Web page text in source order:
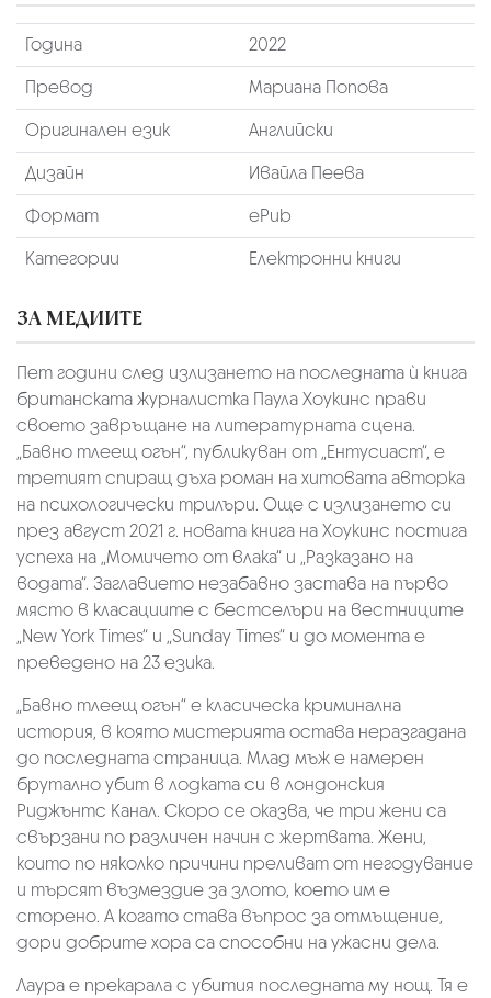
Година
2022
Превод
Мариана Попова
Оригинален език
Английски
Дизайн
Ивайла Пеева
Формат
ePub
Категории
Електронни книги
ЗА МЕДИИТЕ
Пет години след излизането на последната ѝ книга
британската журналистка Паула Хоукинс прави
своето завръщане на литературната сцена.
„Бавно тлеещ огън“, публикуван от „Ентусиаст“, е
третият спиращ дъха роман на хитовата авторка
на психологически трилъри. Още с излизането си
през август 2021 г. новата книга на Хоукинс постига
успеха на „Момичето от влака“ и „Разказано на
водата“. Заглавието незабавно застава на първо
място в класациите с бестселъри на вестниците
„New York Times“ и „Sunday Times“ и до момента е
преведено на 23 езика.
„Бавно тлеещ огън“ е класическа криминална
история, в която мистерията остава неразгадана
до последната страница. Млад мъж е намерен
брутално убит в лодката си в лондонския
Риджънтс Канал. Скоро се оказва, че три жени са
свързани по различен начин с жертвата. Жени,
които по няколко причини преливат от негодувание
и търсят възмездие за злото, което им е
сторено. А когато става въпрос за отмъщение,
дори добрите хора са способни на ужасни дела.
Лаура е прекарала с убития последната му нощ. Тя е